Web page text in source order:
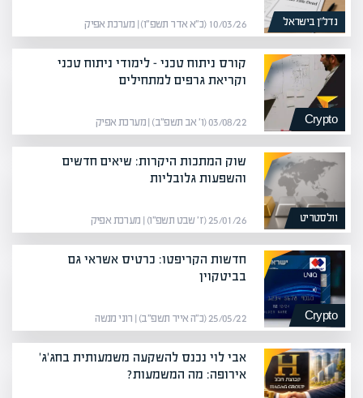
נדל”ן בישראל 10/03/26 (כ״א אדר תשפ״ו) | מערכת אפיק
Crypto
קורס ניתוח טכני – לימודי ניתוח טכני
וקריאת גרפים למתחילים
03/08/22 (ו׳ אב תשפ״ב) | מערכת אפיק
וולסטריט
שוק המתכות היקרות: שיאים חדשים
והשפעות גלובליות
25/01/26 (ז׳ שבט תשפ״ו) | מערכת אפיק
Crypto
חדשות הקריפטו: כרטיס אשראי גם
בביטקוין
25/05/22 (כ״ה אייר תשפ״ב) | רוני מנשה
אבי לוי נכנס להשקעה משמעותית בחג'ג'
אירופה: מה המשמעות?